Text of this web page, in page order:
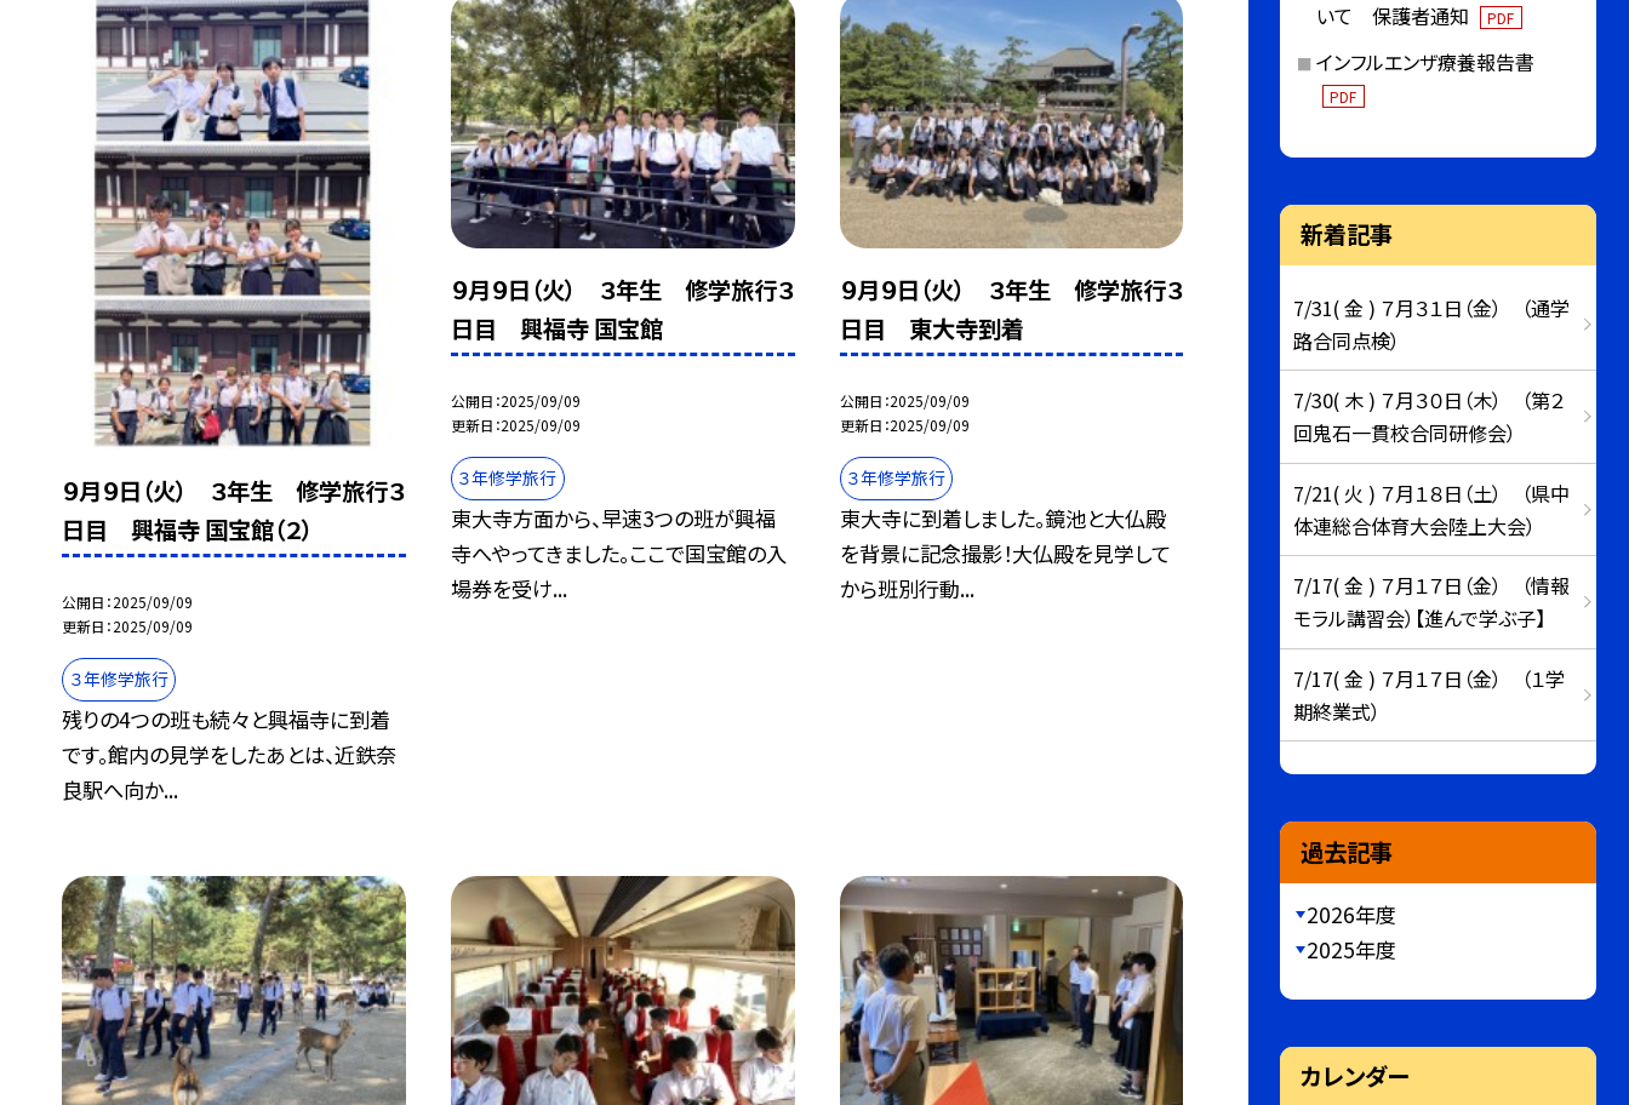
９月９日（火） ３年生 修学旅行３
日目 興福寺 国宝館（２）
公開日 2025/09/09
更新日 2025/09/09
３年修学旅行
残りの4つの班も続々と興福寺に到着
です。館内の見学をしたあとは、近鉄奈
良駅へ向か...
９月９日（火） ３年生 修学旅行３
日目 興福寺 国宝館
公開日 2025/09/09
更新日 2025/09/09
３年修学旅行
東大寺方面から、早速3つの班が興福
寺へやってきました。ここで国宝館の入
場券を受け...
９月９日（火） ３年生 修学旅行３
日目 東大寺到着
公開日 2025/09/09
更新日 2025/09/09
３年修学旅行
東大寺に到着しました。鏡池と大仏殿
を背景に記念撮影！大仏殿を見学して
から班別行動...
いて 保護者通知
PDF
インフルエンザ療養報告書
PDF
新着記事
7/31( 金 ) ７月３１日（金） （通学
路合同点検）
7/30( 木 ) ７月３０日（木） （第２
回鬼石一貫校合同研修会）
7/21( 火 ) ７月１８日（土） （県中
体連総合体育大会陸上大会）
7/17( 金 ) ７月１７日（金） （情報
モラル講習会）【進んで学ぶ子】
7/17( 金 ) ７月１７日（金） （１学
期終業式）
過去記事
2026年度
2025年度
カレンダー